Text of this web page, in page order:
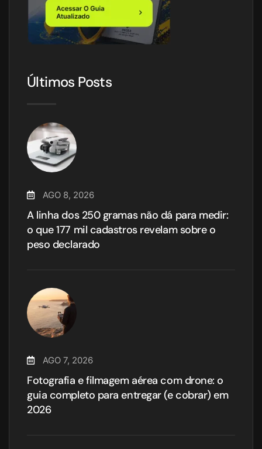
Últimos Posts
AGO 8, 2026
A linha dos 250 gramas não dá para medir:
o que 177 mil cadastros revelam sobre o
peso declarado
AGO 7, 2026
Fotografia e filmagem aérea com drone: o
guia completo para entregar (e cobrar) em
2026